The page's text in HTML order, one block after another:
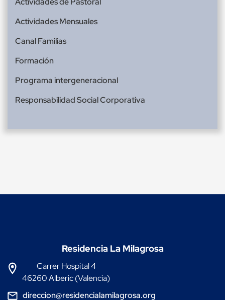
Actividades Mensuales
Canal Familias
Formación
Programa intergeneracional
Responsabilidad Social Corporativa
Residencia La Milagrosa
Carrer Hospital 4
46260 Alberic (Valencia)
direccion@residencialamilagrosa.org